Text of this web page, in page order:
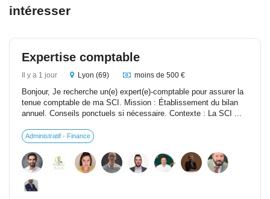
intéresser
Expertise comptable
Il y a 1 jour Lyon (69) moins de 500 €
Bonjour, Je recherche un(e) expert(e)-comptable pour assurer la
tenue comptable de ma SCI. Mission : Établissement du bilan
annuel. Conseils ponctuels si nécessaire. Contexte : La SCI ...
Administratif - Finance